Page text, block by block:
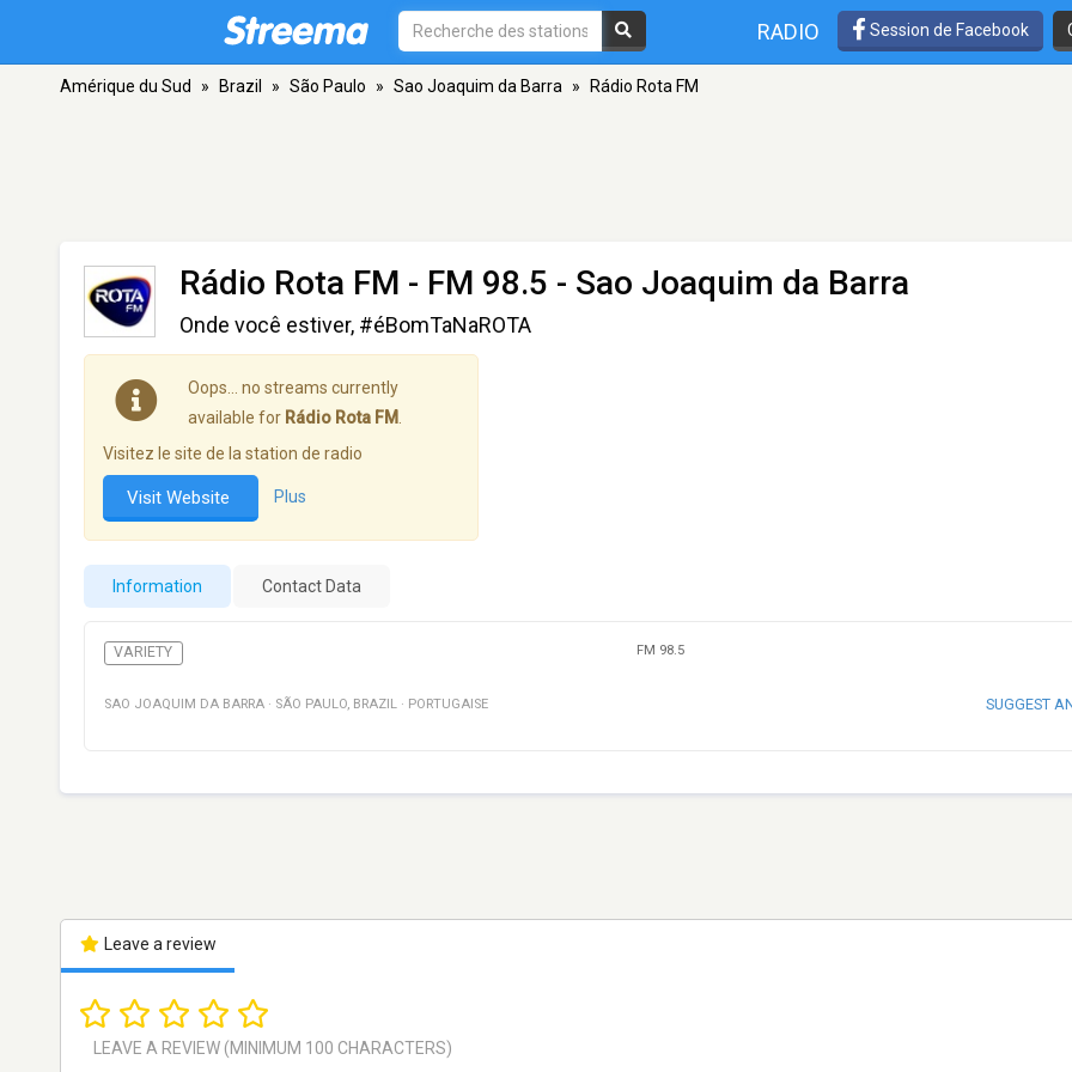
RADIO Session de Facebook
Amérique du Sud » Brazil » São Paulo » Sao Joaquim da Barra » Rádio Rota FM
Rádio Rota FM - FM 98.5 - Sao Joaquim da Barra
Onde você estiver, #éBomTaNaROTA
Oops… no streams currently
available for Rádio Rota FM
Visitez le site de la station de radio
Visit Website Plus
Information Contact Data
VARIETY FM 98.5
SAO JOAQUIM DA BARRA · SÃO PAULO, BRAZIL · PORTUGAISE SUGGEST
Leave a review